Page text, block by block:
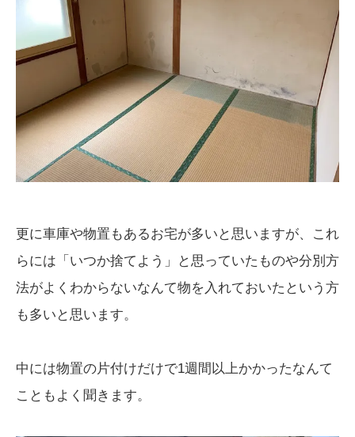
更に車庫や物置もあるお宅が多いと思いますが、これ
らには「いつか捨てよう」と思っていたものや分別方
法がよくわからないなんて物を入れておいたという方
も多いと思います。
中には物置の片付けだけで1週間以上かかったなんて
こともよく聞きます。